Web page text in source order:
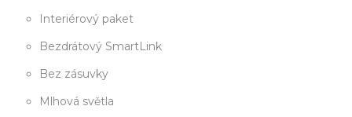
Interiérový paket
Bezdrátový SmartLink
Bez zásuvky
Mlhová světla